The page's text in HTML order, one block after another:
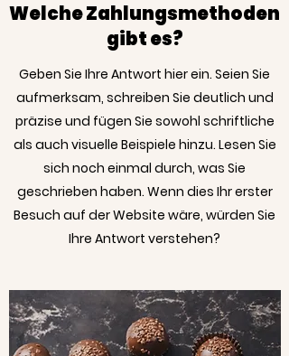
Welche Zahlungsmethoden
gibt es?
Geben Sie Ihre Antwort hier ein. Seien Sie
aufmerksam, schreiben Sie deutlich und
präzise und fügen Sie sowohl schriftliche
als auch visuelle Beispiele hinzu. Lesen Sie
sich noch einmal durch, was Sie
geschrieben haben. Wenn dies Ihr erster
Besuch auf der Website wäre, würden Sie
Ihre Antwort verstehen?